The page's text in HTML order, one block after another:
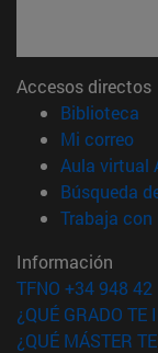
Accesos directos
Biblioteca
Mi correo
Aula virtual
Búsqueda
Trabaja
Información
TFNO +34 948 42
¿QUÉ GRADO TE
¿QUÉ MÁSTER